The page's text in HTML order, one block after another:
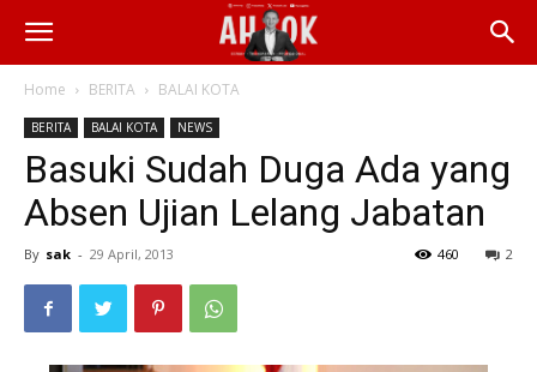
Home BERITA BALAI KOTA
BERITA BALAI KOTA NEWS
Basuki Sudah Duga Ada yang
Absen Ujian Lelang Jabatan
By sak - 29 April, 2013 2
460